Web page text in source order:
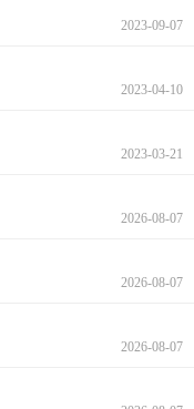
2023-09-07
2023-04-10
2023-03-21
2026-08-07
2026-08-07
2026-08-07